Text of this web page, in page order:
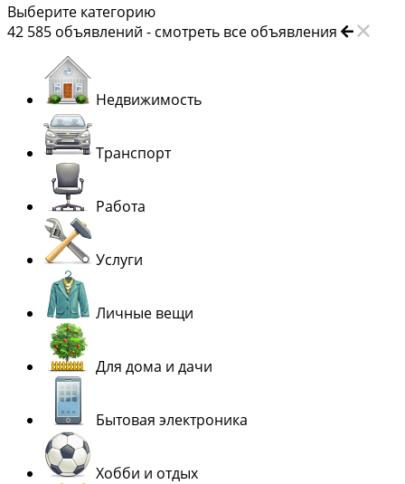
Выберите категорию
42 585 объявлений - смотреть все объявления
Недвижимость
Транспорт
Работа
Услуги
Личные вещи
Для дома и дачи
Бытовая электроника
Хобби и отдых